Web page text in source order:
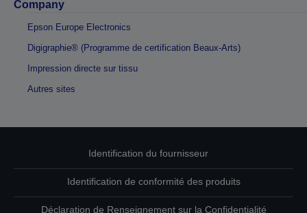
Company
Epson Europe Electronics
Digigraphie® (Programme de certification Beaux-Arts)
Impression directe sur tissu
Autres sites
Identification du fournisseur
Identification de conformité des produits
Déclaration de Renseignement sur la Confidentialité